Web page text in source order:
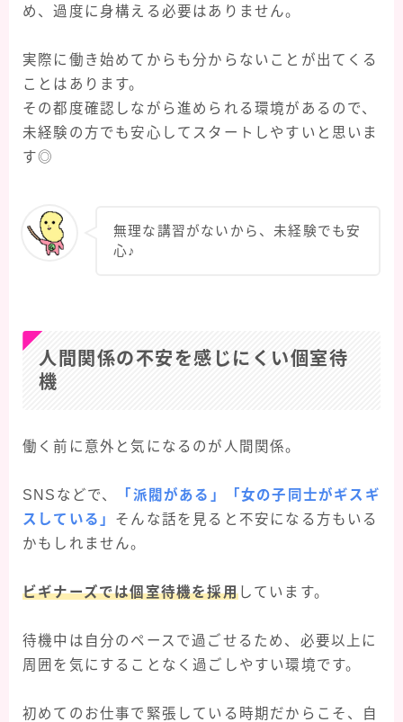
め、過度に身構える必要はありません。
実際に働き始めてからも分からないことが出てくる
ことはあります。
その都度確認しながら進められる環境があるので、
未経験の方でも安心してスタートしやすいと思いま
す◎
無理な講習がないから、未経験でも安
心♪
人間関係の不安を感じにくい個室待
機
働く前に意外と気になるのが人間関係。
SNSなどで、
「派閥がある」「女の子同士がギスギ
スしている」 そんな話を見ると不安になる方もいる
かもしれません。
ビギナーズでは個室待機を採用しています。
待機中は自分のペースで過ごせるため、必要以上に
周囲を気にすることなく過ごしやすい環境です。
初めてのお仕事で緊張している時期だからこそ、自